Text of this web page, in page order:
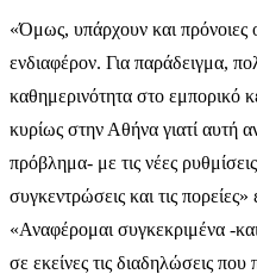
«Όμως, υπάρχουν και πρόνοιες
ενδιαφέρον. Για παράδειγμα,
καθημερινότητα στο εμπορικό
κυρίως στην Αθήνα γιατί αυτή
πρόβλημα- με τις νέες
συγκεντρώσεις και τις
«Αναφέρομαι συγκεκριμένα -
σε εκείνες τις διαδηλώσεις